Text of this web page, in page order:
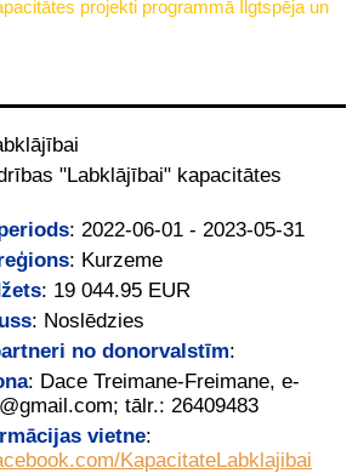
projekti programmā Ilgtspēja un
"Labklājībai" kapacitātes
: 2022-06-01 - 2023-05-31
: Kurzeme
: 19 044.95 EUR
: Noslēdzies
no donorvalstīm:
: Dace Treimane-Freimane, e-
tālr.: 26409483
vietne:
KapacitateLabklajibai